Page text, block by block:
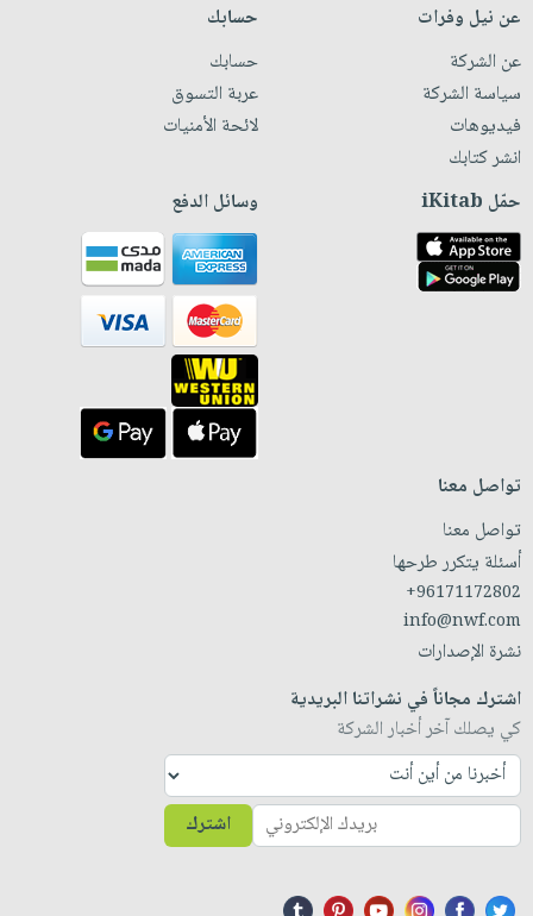
عن نيل وفرات
عن الشركة
سياسة الشركة
فيديوهات
انشر كتابك
حسابك
حسابك
عربة التسوق
لائحة الأمنيات
حمّل iKitab وسائل الدفع
تواصل معنا
تواصل معنا
أسئلة يتكرر طرحها
+96171172802
info@nwf.com
نشرة الإصدارات
اشترك مجاناً في نشراتنا البريدية
كي يصلك آخر أخبار الشركة
اشترك